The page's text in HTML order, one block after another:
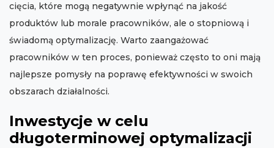
cięcia, które mogą negatywnie wpłynąć na jakość
produktów lub morale pracowników, ale o stopniową i
świadomą optymalizację. Warto zaangażować
pracowników w ten proces, ponieważ często to oni mają
najlepsze pomysły na poprawę efektywności w swoich
obszarach działalności.
Inwestycje w celu
długoterminowej optymalizacji